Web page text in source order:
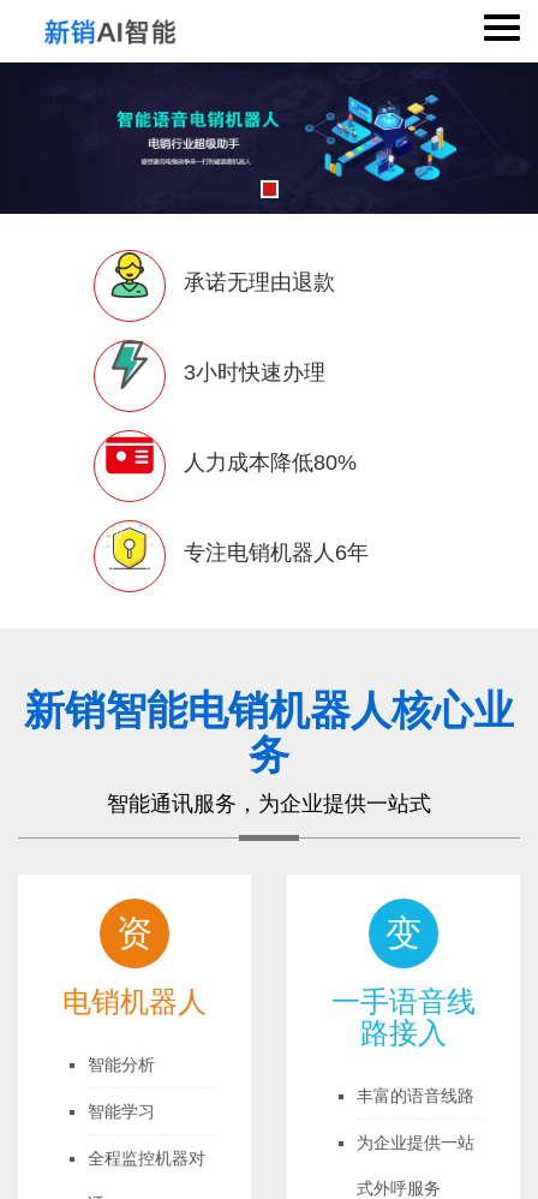
承诺无理由退款
3小时快速办理
人力成本降低80%
专注电销机器人6年
新销智能电销机器人核心业
务
智能通讯服务，为企业提供一站式
电销机器人
智能分析
智能学习
全程监控机器对
一手语音线
路接入
丰富的语音线路
为企业提供一站
式外呼服务